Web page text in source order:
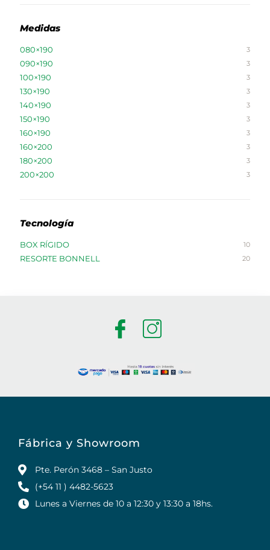
Medidas
080×190 3
090×190 3
100×190 3
130×190 3
140×190 3
150×190 3
160×190 3
160×200 3
180×200 3
200×200 3
Tecnología
BOX RÍGIDO 10
RESORTE BONNELL 20
Fábrica y Showroom
Pte. Perón 3468 – San Justo
(+54 11 ) 4482-5623
Lunes a Viernes de 10 a 12:30 y 13:30 a 18hs.